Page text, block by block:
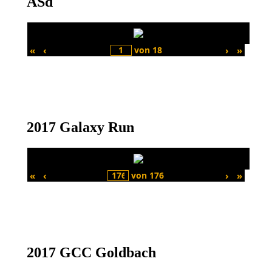
entsperren
immer
« ‹ von 18 › »
2017 Galaxy Run
« ‹ von 176 › »
2017 GCC Goldbach